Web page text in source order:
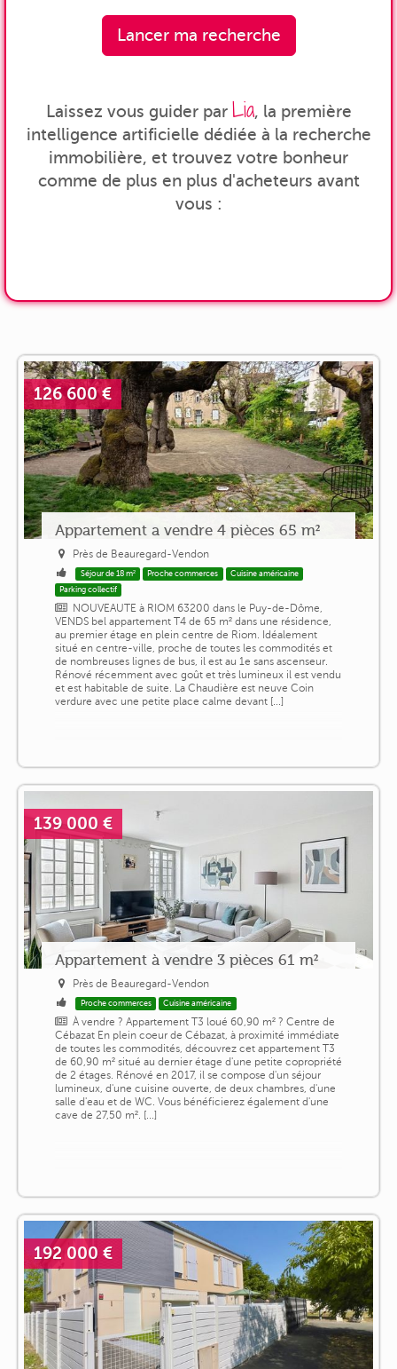
Lancer ma recherche
Laissez vous guider par Lia, la première
intelligence artificielle dédiée à la recherche
immobilière, et trouvez votre bonheur
comme de plus en plus d'acheteurs avant
vous :
126 600 €
Appartement a vendre 4 pièces 65 m²
Près de Beauregard-Vendon
Séjour de 18 m² Proche commerces
Cuisine américaine
Parking collectif
NOUVEAUTE à RIOM 63200 dans le Puy-de-Dôme,
VENDS bel appartement T4 de 65 m² dans une résidence,
au premier étage en plein centre de Riom. Idéalement
situé en centre-ville, proche de toutes les commodités et
de nombreuses lignes de bus, il est au 1e sans ascenseur.
Rénové récemment avec goût et très lumineux il est vendu
et est habitable de suite. La Chaudière est neuve Coin
verdure avec une petite place calme devant [...]
139 000 €
Appartement à vendre 3 pièces 61 m²
Près de Beauregard-Vendon
Proche commerces Cuisine américaine
À vendre ? Appartement T3 loué 60,90 m² ? Centre de
Cébazat En plein coeur de Cébazat, à proximité immédiate
de toutes les commodités, découvrez cet appartement T3
de 60,90 m² situé au dernier étage d'une petite copropriété
de 2 étages. Rénové en 2017, il se compose d'un séjour
lumineux, d'une cuisine ouverte, de deux chambres, d'une
salle d'eau et de WC. Vous bénéficierez également d'une
cave de 27,50 m². [...]
192 000 €